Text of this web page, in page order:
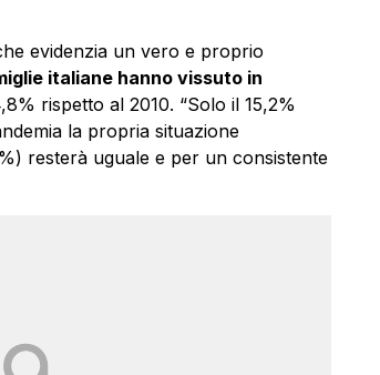
evidenzia un vero e proprio
italiane hanno vissuto in
rispetto al 2010. “Solo il 15,2%
la propria situazione
resterà uguale e per un consistente